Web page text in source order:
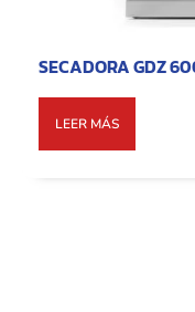
SECADORA GDZ
LEER MÁS